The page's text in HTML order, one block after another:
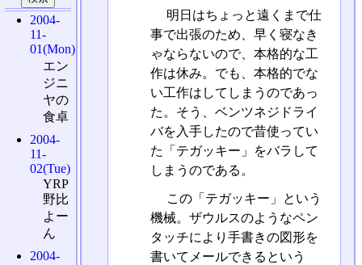
明日はちょっと遠くまで仕
事で出張のため、早く寝なき
ゃならないので、本格的な工
作は休み。でも、本格的でな
い工作はしてしまうのであっ
た。そう、ベンツネジドライ
バを入手したので昔使ってい
た「テガッキー」をバラして
しまうのである。
この「テガッキー」という
機械。ザウルスのようなペン
タッチにより手書きの図形を
書いてメールできるという
2004-
11-
01(Mon)
エン
ジニ
ヤの
食卓
2004-
11-
02(Tue)
YRP
野比
よー
ん
2004-